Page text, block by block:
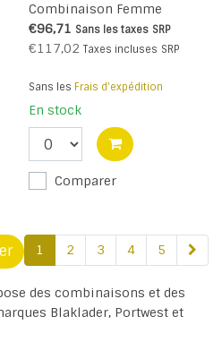
Combinaison Femme
Bizflamme Plus 350 gr. -
Navy - R
€96,71 Sans les taxes SRP
€117,02 Taxes incluses SRP
Sans les Frais d'expédition
En stock
Comparer
1 2 3 4 5
des combinaisons et des
Blaklader, Portwest et